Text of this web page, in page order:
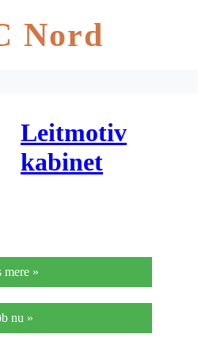
Nord
Leitmotiv
kabinet
»
nu »